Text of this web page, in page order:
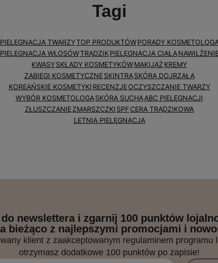
Tagi
PIELĘGNACJA TWARZYTOP PRODUKTÓW PORADY
PIELĘGNACJA WŁOSÓWTRĄDZIK PIELĘGNACJA CIAŁA
KWASYSKŁADY KOSMETYKÓWMAKIJAŻ KREMY
ZABIEGI KOSMETYCZNE SKINTRA SKÓRA DOJRZAŁA
KOREAŃSKIE KOSMETYKI RECENZJE OCZYSZCZANIE TWARZY
WYBÓR KOSMETOLOGASKÓRA SUCHAABC PIELĘGNACJI
ZŁUSZCZANIEZMARSZCZKI SPFCERA TRĄDZIKOWA
LETNIA PIELĘGNACJA
newslettera i zgarnij 100 punktów
bieżąco z najlepszymi promocjami i
klient z zaakceptowanym regulaminem programu
otrzymasz dodatkowe 100 punktów po zapisie!